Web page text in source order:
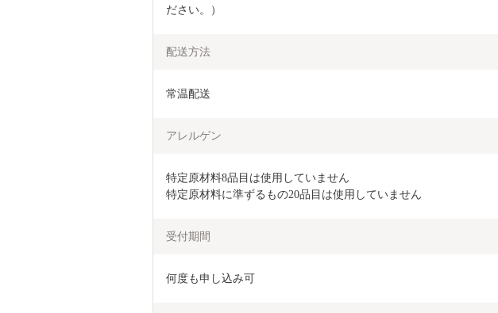
ださい。）
配送方法
常温配送
アレルゲン
特定原材料8品目は使用していません
特定原材料に準ずるもの20品目は使用していません
受付期間
何度も申し込み可